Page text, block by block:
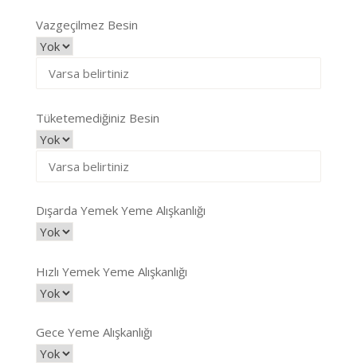
Vazgeçilmez Besin
Tüketemediğiniz Besin
Dışarda Yemek Yeme Alışkanlığı
Hızlı Yemek Yeme Alışkanlığı
Gece Yeme Alışkanlığı